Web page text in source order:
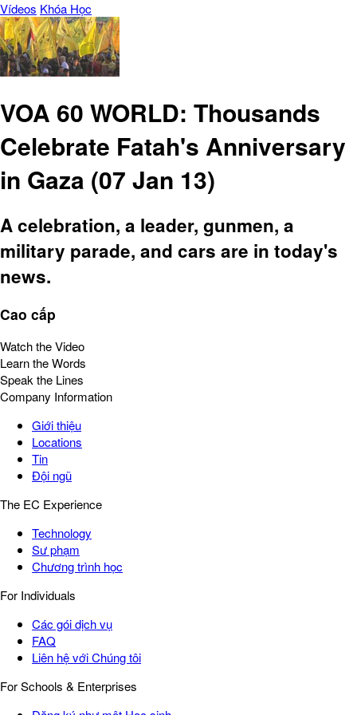
Vídeos Khóa Học
VOA 60 WORLD: Thousands
Celebrate Fatah's Anniversary
in Gaza (07 Jan 13)
A celebration, a leader, gunmen, a
military parade, and cars are in today's
news.
Cao cấp
Watch the Video
Learn the Words
Speak the Lines
Company Information
Giới thiệu
Locations
Tin
Đội ngũ
The EC Experience
Technology
Sư phạm
Chương trình học
For Individuals
Các gói dịch vụ
FAQ
Liên hệ với Chúng tôi
For Schools & Enterprises